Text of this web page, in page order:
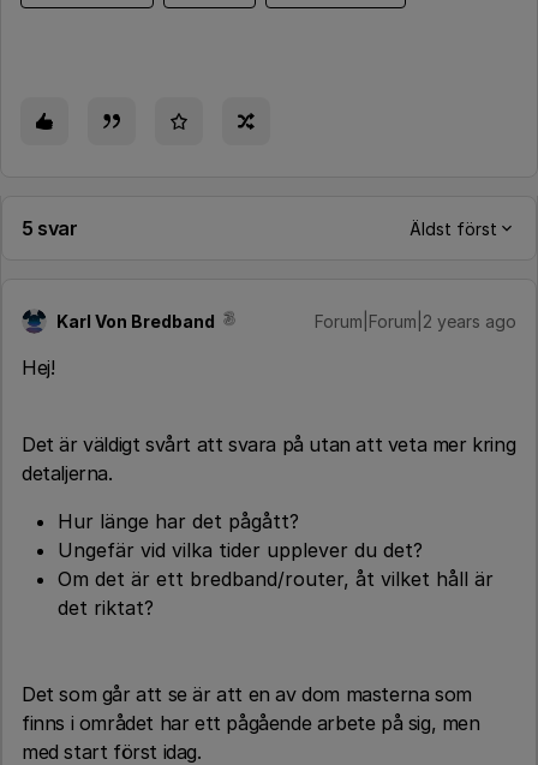
5 svar Äldst först
Karl Von Bredband Forum|Forum|2 years ago
Hej!
Det är väldigt svårt att svara på utan att veta mer kring
detaljerna.
Hur länge har det pågått?
Ungefär vid vilka tider upplever du det?
Om det är ett bredband/router, åt vilket håll är
det riktat?
Det som går att se är att en av dom masterna som
finns i området har ett pågående arbete på sig, men
med start först idag.